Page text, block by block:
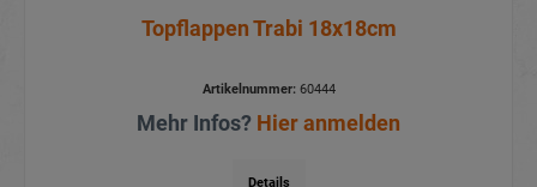
Topflappen Trabi 18x18cm
Artikelnummer:60444
Mehr Infos? Hier anmelden
Details